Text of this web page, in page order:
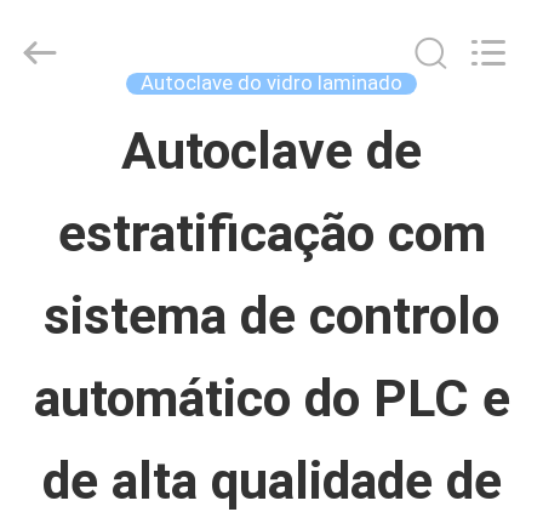
PRODUTOS
SOBRE
EXCURSÃO
Online
Market.
Autoclave do vidro laminado
Autoclave de
estratificação com
sistema de controlo
automático do PLC e
de alta qualidade de